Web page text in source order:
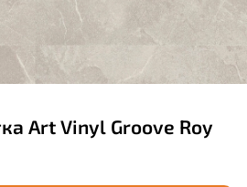
Art Vinyl Groove Roy